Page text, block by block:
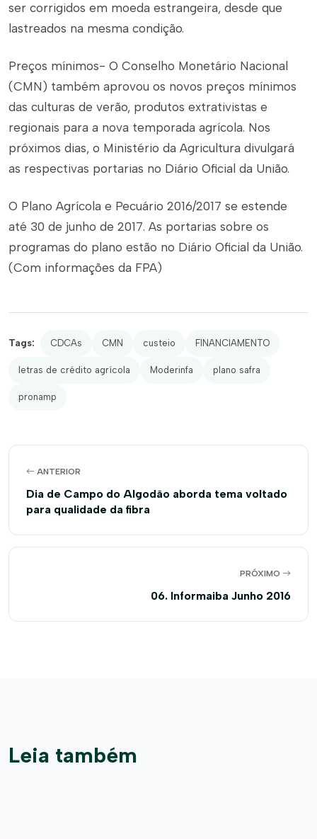
ser corrigidos em moeda estrangeira, desde que
lastreados na mesma condição.
Preços mínimos- O Conselho Monetário Nacional
(CMN) também aprovou os novos preços mínimos
das culturas de verão, produtos extrativistas e
regionais para a nova temporada agrícola. Nos
próximos dias, o Ministério da Agricultura divulgará
as respectivas portarias no Diário Oficial da União.
O Plano Agrícola e Pecuário 2016/2017 se estende
até 30 de junho de 2017. As portarias sobre os
programas do plano estão no Diário Oficial da União.
(Com informações da FPA)
Tags: CDCAs CMN custeio FINANCIAMENTO
letras de crédito agrícola Moderinfa plano safra
pronamp
ANTERIOR
Dia de Campo do Algodão aborda tema voltado
para qualidade da fibra
PRÓXIMO
06. Informaiba Junho 2016
Leia também